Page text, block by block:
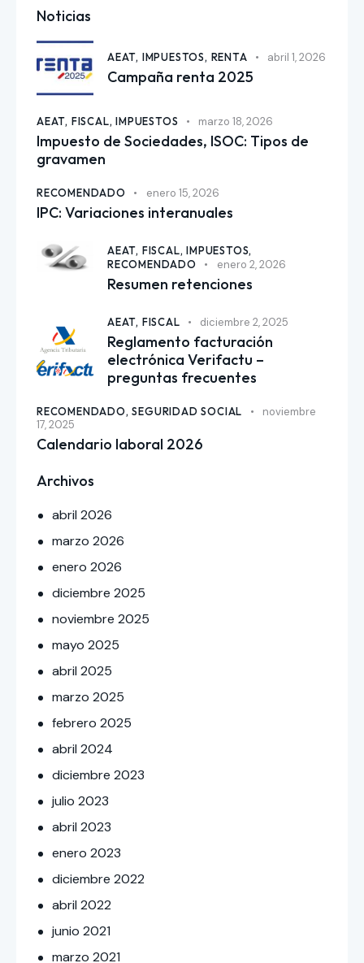
Noticias
AEAT, IMPUESTOS, RENTA abril 1, 2026
Campaña renta 2025
AEAT, FISCAL,IMPUESTOS marzo 18, 2026
Impuesto de Sociedades, ISOC: Tipos de
gravamen
RECOMENDADO enero 15, 2026
IPC: Variaciones interanuales
AEAT, FISCAL,IMPUESTOS,
RECOMENDADO
enero 2, 2026
Resumen retenciones
AEAT, FISCAL diciembre 2, 2025
Reglamento facturación
electrónica Verifactu –
preguntas frecuentes
RECOMENDADO,SEGURIDAD SOCIAL
noviembre
17, 2025
Calendario laboral 2026
Archivos
abril2026
marzo2026
enero2026
diciembre2025
noviembre2025
mayo2025
abril2025
marzo2025
febrero2025
abril2024
diciembre2023
julio2023
abril2023
enero2023
diciembre2022
abril2022
junio2021
marzo2021